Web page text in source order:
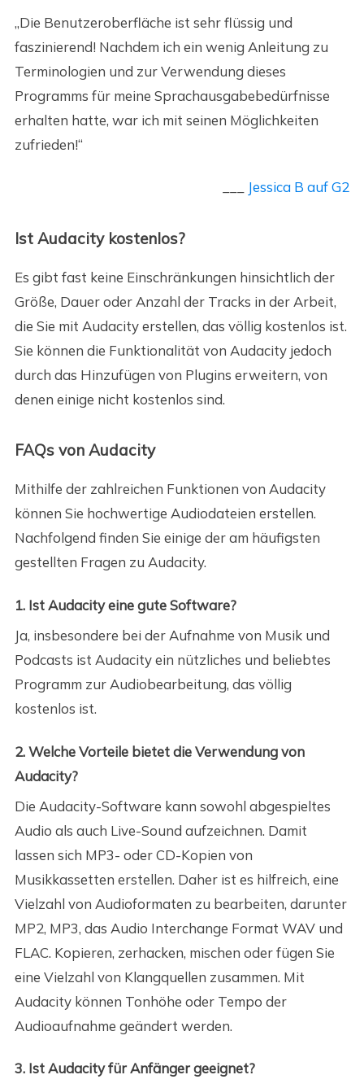
„Die Benutzeroberfläche ist sehr flüssig und
faszinierend! Nachdem ich ein wenig Anleitung zu
Terminologien und zur Verwendung dieses
Programms für meine Sprachausgabebedürfnisse
erhalten hatte, war ich mit seinen Möglichkeiten
zufrieden!“
Jessica B auf G2
Ist Audacity kostenlos?
Es gibt fast keine Einschränkungen hinsichtlich der
Größe, Dauer oder Anzahl der Tracks in der Arbeit,
die Sie mit Audacity erstellen, das völlig kostenlos ist.
Sie können die Funktionalität von Audacity jedoch
durch das Hinzufügen von Plugins erweitern, von
denen einige nicht kostenlos sind.
FAQs von Audacity
Mithilfe der zahlreichen Funktionen von Audacity
können Sie hochwertige Audiodateien erstellen.
Nachfolgend finden Sie einige der am häufigsten
gestellten Fragen zu Audacity.
1. Ist Audacity eine gute Software?
Ja, insbesondere bei der Aufnahme von Musik und
Podcasts ist Audacity ein nützliches und beliebtes
Programm zur Audiobearbeitung, das völlig
kostenlos ist.
2. Welche Vorteile bietet die Verwendung von
Audacity?
Die Audacity-Software kann sowohl abgespieltes
Audio als auch Live-Sound aufzeichnen. Damit
lassen sich MP3- oder CD-Kopien von
Musikkassetten erstellen. Daher ist es hilfreich, eine
Vielzahl von Audioformaten zu bearbeiten, darunter
MP2, MP3, das Audio Interchange Format WAV und
FLAC. Kopieren, zerhacken, mischen oder fügen Sie
eine Vielzahl von Klangquellen zusammen. Mit
Audacity können Tonhöhe oder Tempo der
Audioaufnahme geändert werden.
3. Ist Audacity für Anfänger geeignet?